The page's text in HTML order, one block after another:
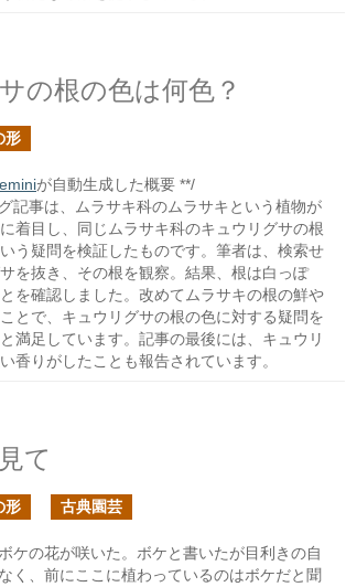
の根の色は何色？
形
が自動生成した概要 **/
記事は、ムラサキ科のムラサキという植物が
着目し、同じムラサキ科のキュウリグサの根
う疑問を検証したものです。筆者は、検索せ
を抜き、その根を観察。結果、根は白っぽ
を確認しました。改めてムラサキの根の鮮や
とで、キュウリグサの根の色に対する疑問を
満足しています。記事の最後には、キュウリ
香りがしたことも報告されています。
て
形 古典園芸
ケの花が咲いた。ボケと書いたが目利きの自
く、前にここに植わっているのはボケだと聞